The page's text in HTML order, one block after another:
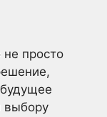
просто
выбору